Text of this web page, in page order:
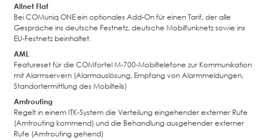
Allnet Flat
Bei COMuniq ONE ein optionales Add-On für einen Tarif, der alle
Gespräche ins deutsche Festnetz, deutsche Mobilfunknetz sowie ins
EU-Festnetz beinhaltet.
AML
Featureset für die COMfortel M-700-Mobiltelefone zur Kommunikation
mit Alarmservern (Alarmauslösung, Empfang von Alarmmeldungen,
Standortermittlung des Mobilteils)
Amtrouting
Regelt in einem ITK-System die Verteilung eingehender externer Rufe
(Amtrouting kommend) und die Behandlung ausgehender externer
Rufe (Amtrouting gehend)